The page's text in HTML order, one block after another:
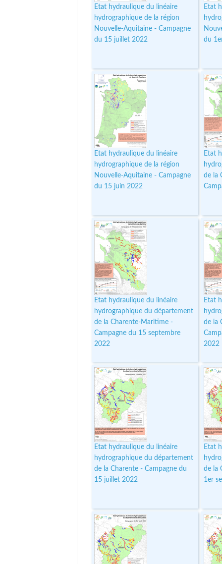
Etat hydraulique du linéaire
hydrographique de la région
Nouvelle-Aquitaine - Campagne
du 15 juillet 2022
Etat
du
Etat hydraulique du linéaire
hydrographique de la région
Nouvelle-Aquitaine - Campagne
du 15 juin 2022
Etat
de la
Etat hydraulique du linéaire
hydrographique du département
de la Charente-Maritime -
Campagne du 15 septembre
2022
Etat
de la
2022
Etat hydraulique du linéaire
hydrographique du département
de la Charente - Campagne du
15 juillet 2022
Etat
de la
1er